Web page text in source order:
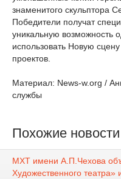
знаменитого скульптора
Победители получат
уникальную возможность
использовать Новую
проектов.
Материал: News-w.org /
службы
Похожие новости
МХТ имени А.П.Чехова
Художественного театра»